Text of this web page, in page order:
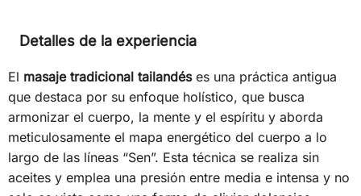
Detalles de la experiencia
El masaje tradicional tailandéses una práctica antigua
que destaca por su enfoque holístico, que busca
armonizar el cuerpo, la mente y el espíritu y aborda
meticulosamente el mapa energético del cuerpo a lo
largo de las líneas “Sen”. Esta técnica se realiza sin
aceites y emplea una presión entre media e intensa y no